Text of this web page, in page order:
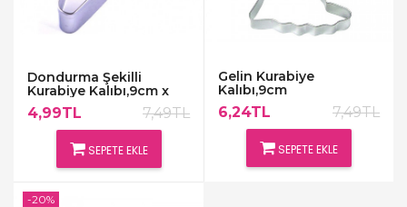
Dondurma Şekilli
Kurabiye Kalıbı,9cm x
6cm
4,99TL 7,49TL
SEPETE EKLE
Gelin Kurabiye
Kalıbı,9cm
6,24TL 7,49TL
SEPETE EKLE
-20%